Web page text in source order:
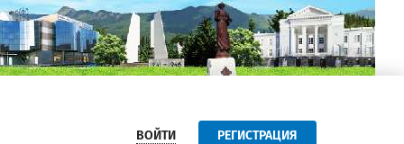
ВОЙТИ РЕГИСТРАЦИЯ